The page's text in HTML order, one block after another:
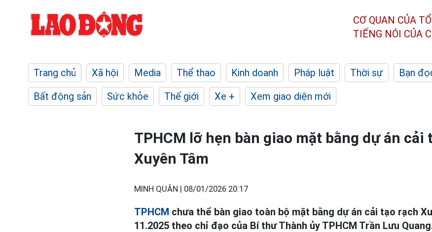
CƠ QUAN CỦA
TIẾNG NÓI CỦA
Trang chủ Xã hội Media Thể thao Kinh doanh Pháp luật Thời sự Bạn
Bất động sản
Sức khỏe Thế giới Xe + Xem giao diện mới
TPHCM lỡ hẹn bàn giao mặt bằng dự án cải
Xuyên Tâm
MINH QUÂN | 08/01/2026 20:17
TPHCM chưa thể bàn giao toàn bộ mặt bằng dự án cải tạo rạch
11.2025 theo chỉ đạo của Bí thư Thành ủy TPHCM Trần Lưu